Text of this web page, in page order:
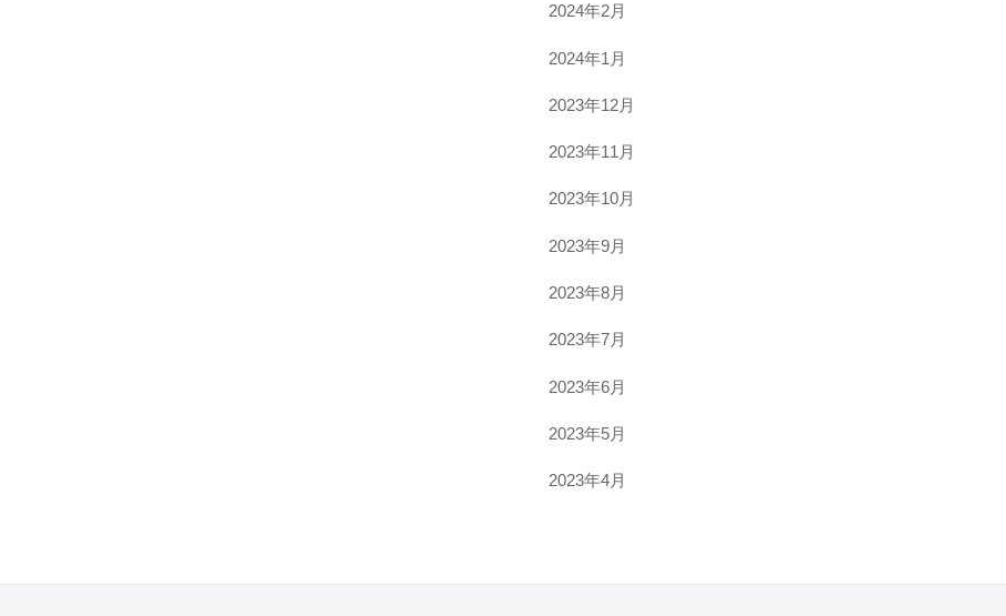
2024年2月
2024年1月
2023年12月
2023年11月
2023年10月
2023年9月
2023年8月
2023年7月
2023年6月
2023年5月
2023年4月